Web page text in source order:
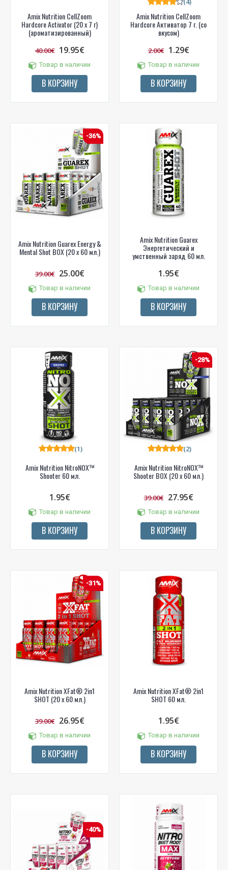
Amix Nutrition CellZoom
Hardcore Activator (20 x 7 г)
(ароматизированный)
40.00€ 19.95€
Товар в наличии
В КОРЗИНУ
Amix Nutrition CellZoom
Hardcore Активатор 7 г. (со
вкусом)
2.00€ 1.29€
Товар в наличии
В КОРЗИНУ
-36%
Amix Nutrition Guarex Energy &
Mental Shot BOX (20 x 60 мл.)
39.00€ 25.00€
Товар в наличии
В КОРЗИНУ
Amix Nutrition Guarex
Энергетический и
умственный заряд 60 мл.
1.95€
Товар в наличии
В КОРЗИНУ
Amix Nutrition NitroNOX™
Shooter 60 мл.
(1)
1.95€
Товар в наличии
В КОРЗИНУ
-28%
Amix Nutrition NitroNOX™
Shooter BOX (20 x 60 мл.)
(2)
39.00€ 27.95€
Товар в наличии
В КОРЗИНУ
-31%
Amix Nutrition XFat® 2in1
SHOT (20 x 60 мл.)
39.00€ 26.95€
Товар в наличии
В КОРЗИНУ
Amix Nutrition XFat® 2in1
SHOT 60 мл.
1.95€
Товар в наличии
В КОРЗИНУ
-40%
NUOLAIDA TAU!
Prenumeruok mūsų naujienlaiškį jau dabar!
* Nuolaida taikoma gamintojams: Amix, Bigman, XXL, Raw powders, Go
powders, Maxxwin, Power system. Akcijinėms prekėms nuolaida netaikoma,
nuolaidos nesumuojamos.